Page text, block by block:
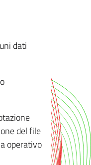
dati
del file
operativo